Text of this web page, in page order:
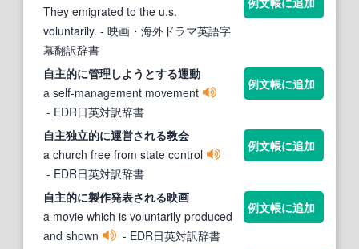
They emigrated to the u.s.
voluntarily. - 映画・海外ドラマ英語字
幕翻訳辞書
自主的に管理しようとする運動
a self-management movement
- EDR日英対訳辞書
例文帳に追加
自主独立的に運営される教会
a church free from state control
- EDR日英対訳辞書
例文帳に追加
自主的に製作発表される映画
a movie which is voluntarily produced
and shown
- EDR日英対訳辞書
例文帳に追加